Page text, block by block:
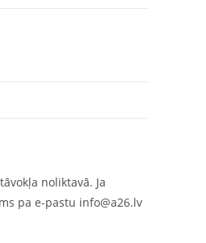
noliktavā. Ja
pa e-pastu info@a26.lv